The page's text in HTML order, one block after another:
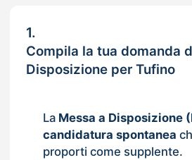
1.
Compila la tua domanda
Disposizione per Tufino
La Messa a Disposizione
candidatura spontanea
proporti come supplente.